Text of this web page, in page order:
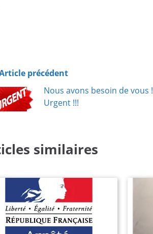
précédent
Nous avons besoin de vous !
Urgent !!!
similaires